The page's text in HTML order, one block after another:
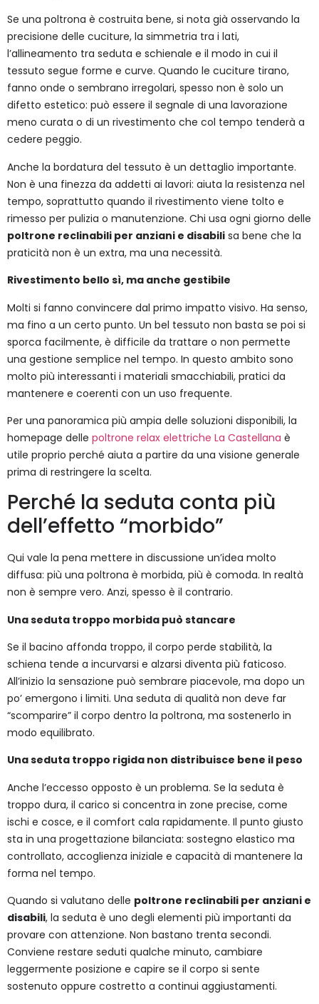
Se una poltrona è costruita bene, si nota già osservando la
precisione delle cuciture, la simmetria tra i lati,
l’allineamento tra seduta e schienale e il modo in cui il
tessuto segue forme e curve. Quando le cuciture tirano,
fanno onde o sembrano irregolari, spesso non è solo un
difetto estetico: può essere il segnale di una lavorazione
meno curata o di un rivestimento che col tempo tenderà a
cedere peggio.
Anche la bordatura del tessuto è un dettaglio importante.
Non è una finezza da addetti ai lavori: aiuta la resistenza nel
tempo, soprattutto quando il rivestimento viene tolto e
rimesso per pulizia o manutenzione. Chi usa ogni giorno delle
poltrone reclinabili per anziani e disabili sa bene che la
praticità non è un extra, ma una necessità.
Rivestimento bello sì, ma anche gestibile
Molti si fanno convincere dal primo impatto visivo. Ha senso,
ma fino a un certo punto. Un bel tessuto non basta se poi si
sporca facilmente, è difficile da trattare o non permette
una gestione semplice nel tempo. In questo ambito sono
molto più interessanti i materiali smacchiabili, pratici da
mantenere e coerenti con un uso frequente.
Per una panoramica più ampia delle soluzioni disponibili, la
homepage delle poltrone relax elettriche La Castellana è
utile proprio perché aiuta a partire da una visione generale
prima di restringere la scelta.
Perché la seduta conta più
dell’effetto “morbido”
Qui vale la pena mettere in discussione un’idea molto
diffusa: più una poltrona è morbida, più è comoda. In realtà
non è sempre vero. Anzi, spesso è il contrario.
Una seduta troppo morbida può stancare
Se il bacino affonda troppo, il corpo perde stabilità, la
schiena tende a incurvarsi e alzarsi diventa più faticoso.
All’inizio la sensazione può sembrare piacevole, ma dopo un
po’ emergono i limiti. Una seduta di qualità non deve far
“scomparire” il corpo dentro la poltrona, ma sostenerlo in
modo equilibrato.
Una seduta troppo rigida non distribuisce bene il peso
Anche l’eccesso opposto è un problema. Se la seduta è
troppo dura, il carico si concentra in zone precise, come
ischi e cosce, e il comfort cala rapidamente. Il punto giusto
sta in una progettazione bilanciata: sostegno elastico ma
controllato, accoglienza iniziale e capacità di mantenere la
forma nel tempo.
Quando si valutano delle poltrone reclinabili per anziani e
disabili, la seduta è uno degli elementi più importanti da
provare con attenzione. Non bastano trenta secondi.
Conviene restare seduti qualche minuto, cambiare
leggermente posizione e capire se il corpo si sente
sostenuto oppure costretto a continui aggiustamenti.